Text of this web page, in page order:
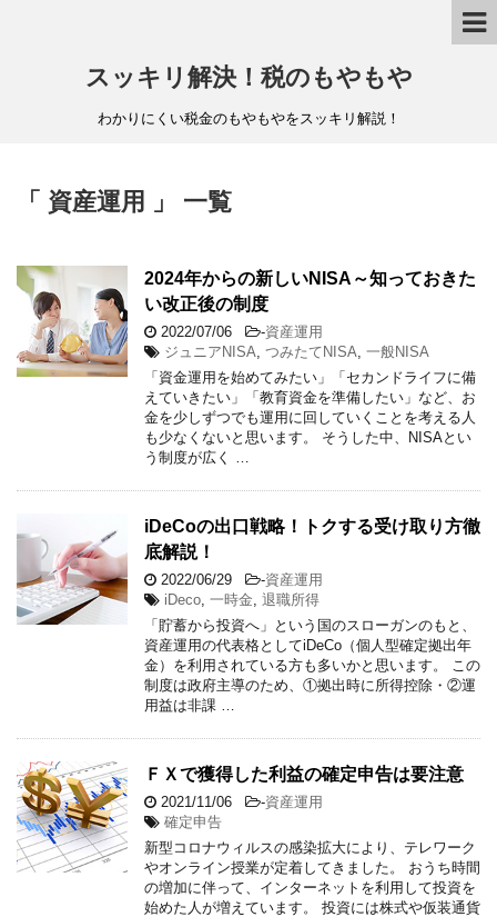
スッキリ解決！税のもやもや
わかりにくい税金のもやもやをスッキリ解説！
「 資産運用 」 一覧
2024年からの新しいNISA～知っておきた
い改正後の制度
2022/07/06 -資産運用
ジュニアNISA つみたてNISA 一般NISA
「資金運用を始めてみたい」「セカンドライフに備
えていきたい」「教育資金を準備したい」など、お
金を少しずつでも運用に回していくことを考える人
も少なくないと思います。 そうした中、NISAとい
う制度が広く …
iDeCoの出口戦略！トクする受け取り方徹
底解説！
2022/06/29 -資産運用
iDeco 一時金 退職所得
「貯蓄から投資へ」という国のスローガンのもと、
資産運用の代表格としてiDeCo（個人型確定拠出年
金）を利用されている方も多いかと思います。 この
制度は政府主導のため、①拠出時に所得控除・②運
用益は非課 …
ＦＸで獲得した利益の確定申告は要注意
2021/11/06 -資産運用
確定申告
新型コロナウィルスの感染拡大により、テレワーク
やオンライン授業が定着してきました。 おうち時間
の増加に伴って、インターネットを利用して投資を
始めた人が増えています。 投資には株式や仮装通貨